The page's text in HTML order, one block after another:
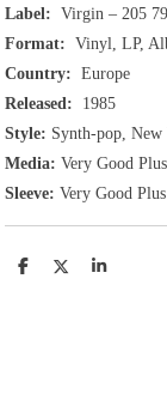
Label: Virgin – 205
Format: Vinyl, LP,
Country: Europe
Released: 1985
Style: Synth-pop, New
Media: Very Good Plus
Sleeve: Very Good Plus
D
D
S